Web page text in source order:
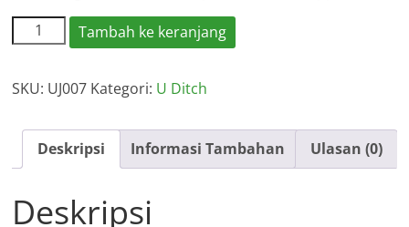
Kuantitas
Harga
Ditch
Tambah ke keranjang
SKU: UJ007 Kategori: U Ditch
Deskripsi Informasi Tambahan Ulasan (0)
Deskripsi